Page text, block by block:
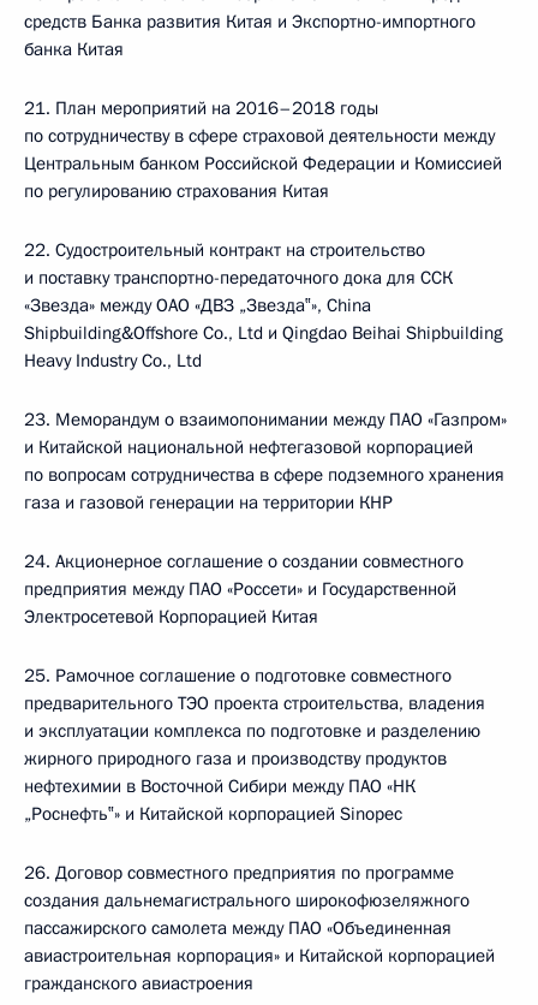
средств Банка развития Китая и Экспортно-импортного
банка Китая
21. План мероприятий на 2016–2018 годы
по сотрудничеству в сфере страховой деятельности между
Центральным банком Российской Федерации и Комиссией
по регулированию страхования Китая
22. Судостроительный контракт на строительство
и поставку транспортно-передаточного дока для ССК
«Звезда» между ОАО «ДВЗ „Звезда‟», China
Shipbuilding&Offshore Co., Ltd и Qingdao Beihai Shipbuilding
Heavy Industry Co., Ltd
23. Меморандум о взаимопонимании между ПАО «Газпром»
и Китайской национальной нефтегазовой корпорацией
по вопросам сотрудничества в сфере подземного хранения
газа и газовой генерации на территории КНР
24. Акционерное соглашение о создании совместного
предприятия между ПАО «Россети» и Государственной
Электросетевой Корпорацией Китая
25. Рамочное соглашение о подготовке совместного
предварительного ТЭО проекта строительства, владения
и эксплуатации комплекса по подготовке и разделению
жирного природного газа и производству продуктов
нефтехимии в Восточной Сибири между ПАО «НК
„Роснефть‟» и Китайской корпорацией Sinopec
26. Договор совместного предприятия по программе
создания дальнемагистрального широкофюзеляжного
пассажирского самолета между ПАО «Объединенная
авиастроительная корпорация» и Китайской корпорацией
гражданского авиастроения